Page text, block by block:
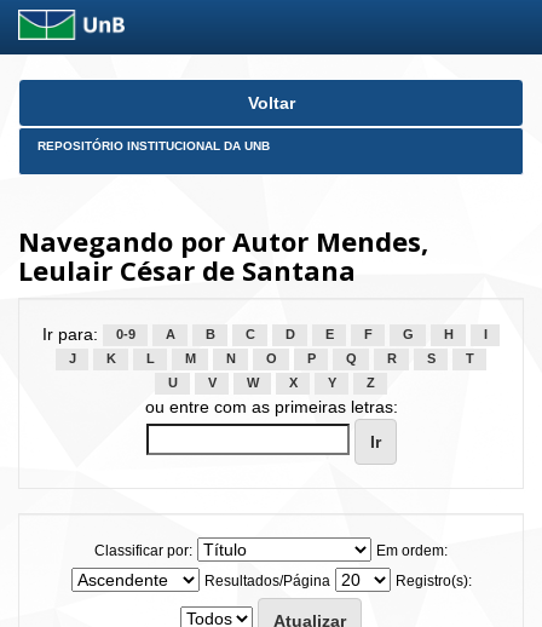
Skip
Voltar
REPOSITÓRIO INSTITUCIONAL DA UNB
Navegando por Autor Mendes,
Leulair César de Santana
Ir para: 0-9 A B C D E F G H
J
K L M N O P Q R S
T
U
V W X Y Z
ou entre com as primeiras letras:
Classificar por:
Em ordem:
Resultados/Página
Registro(s):